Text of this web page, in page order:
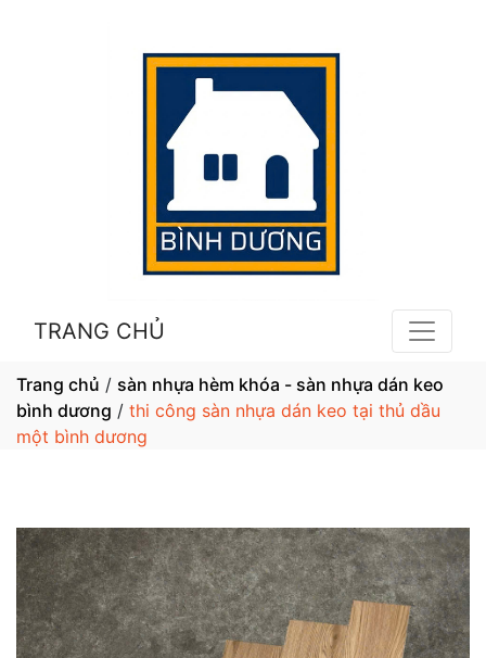
TRANG CHỦ
Trang chủ / sàn nhựa hèm khóa - sàn nhựa dán keo
bình dương / thi công sàn nhựa dán keo tại thủ dầu
một bình dương